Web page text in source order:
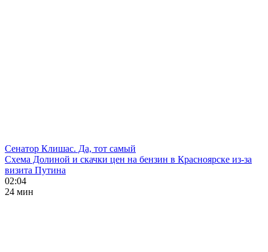
Сенатор Клишас. Да, тот самый
Схема Долиной и скачки цен на бензин в Красноярске из-за
визита Путина
02:04
24 мин